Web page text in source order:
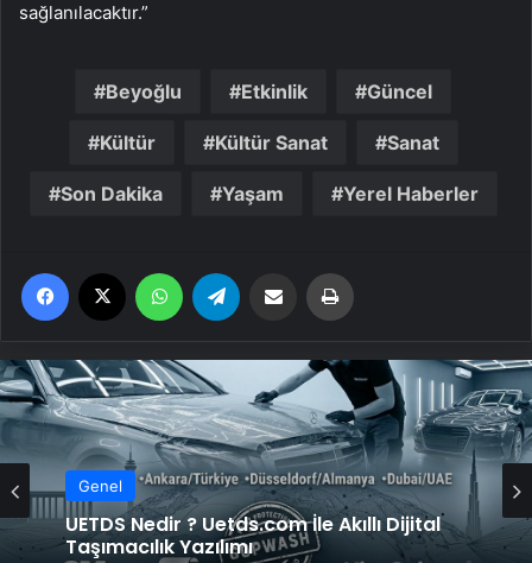
sağlanılacaktır.”
Beyoğlu Etkinlik Güncel
Kültür Kültür Sanat Sanat
Son Dakika Yaşam Yerel Haberler
Facebook WhatsApp Email'den paylaş
Genel
UETDS Nedir ? Uetds.com İle Akıllı Dijital
Taşımacılık Yazılımı